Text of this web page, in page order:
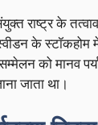
राष्ट्र के
के
को मानव
जाता था।